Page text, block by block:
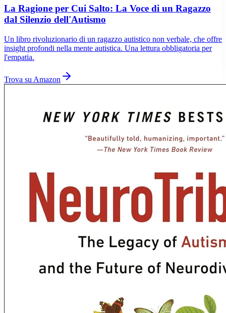
La Ragione per Cui Salto: La Voce di un Ragazzo
dal Silenzio dell'Autismo
Un libro rivoluzionario di un ragazzo autistico non verbale, che offre
insight profondi nella mente autistica. Una lettura obbligatoria per
l'empatia.
Trova su Amazon